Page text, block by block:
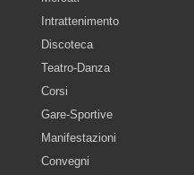
Intrattenimento
Discoteca
Teatro-Danza
Corsi
Gare-Sportive
Manifestazioni
Convegni